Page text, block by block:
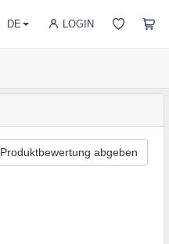
LOGIN
DE
Produktbewertung abgeben